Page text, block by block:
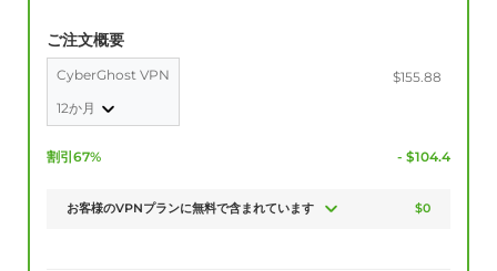
ご注文概要
CyberGhost VPN
12か月
$155.88
割引67% - $104.4
お客様のVPNプランに無料で含まれています $0